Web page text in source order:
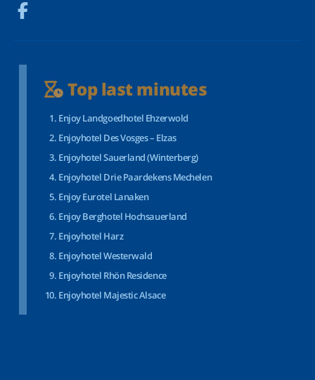
Top last minutes
Enjoy Landgoedhotel Ehzerwold
Enjoyhotel Des Vosges – Elzas
Enjoyhotel Sauerland (Winterberg)
Enjoyhotel Drie Paardekens Mechelen
Enjoy Eurotel Lanaken
Enjoy Berghotel Hochsauerland
Enjoyhotel Harz
Enjoyhotel Westerwald
Enjoyhotel Rhön Residence
Enjoyhotel Majestic Alsace